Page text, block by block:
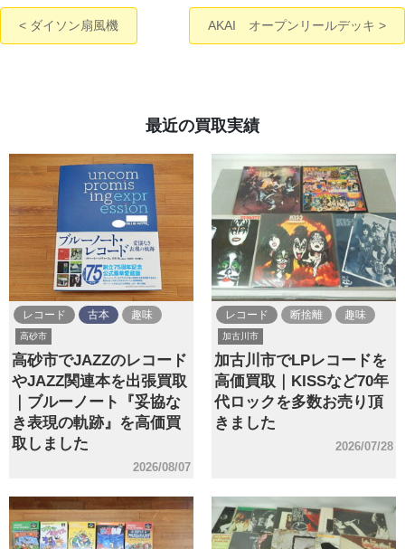
ダイソン扇風機 AKAI オープンリールデッキ
最近の買取実績
レコード 古本 趣味
高砂市
高砂市でJAZZのレコード
やJAZZ関連本を出張買取
｜ブルーノート『妥協な
き表現の軌跡』を高価買
取しました
2026/08/07
レコード 断捨離 趣味
加古川市
加古川市でLPレコードを
高価買取｜KISSなど70年
代ロックを多数お売り頂
きました
2026/07/28